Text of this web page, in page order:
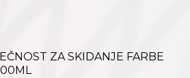
ZA SKIDANJE FARBE